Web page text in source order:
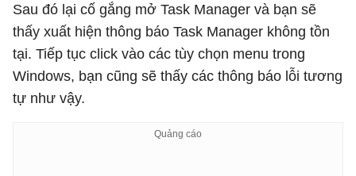
Sau đó lại cố gắng mở Task Manager và bạn sẽ
thấy xuất hiện thông báo Task Manager không tồn
tại. Tiếp tục click vào các tùy chọn menu trong
Windows, bạn cũng sẽ thấy các thông báo lỗi tương
tự như vậy.